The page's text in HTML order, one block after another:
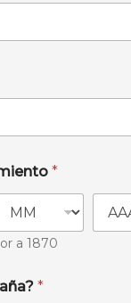
*
a 1870
*